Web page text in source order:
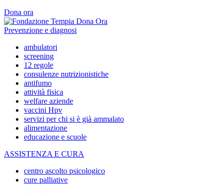
Dona ora
Prevenzione e diagnosi
ambulatori
screening
12 regole
consulenze nutrizionistiche
antifumo
attività fisica
welfare aziende
vaccini Hpv
servizi per chi si è già ammalato
alimentazione
educazione e scuole
ASSISTENZA E CURA
centro ascolto psicologico
cure palliative